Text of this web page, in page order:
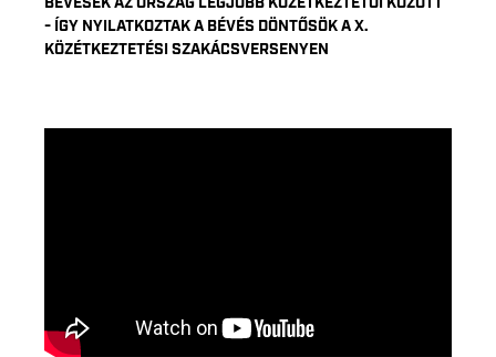
- ÍGY NYILATKOZTAK A BÉVÉS DÖNTŐSÖK A X.
KÖZÉTKEZTETÉSI SZAKÁCSVERSENYEN